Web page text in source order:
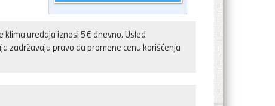
uređaja iznosi 5€ dnevno. Usled
zadržavaju pravo da promene cenu korišćenja